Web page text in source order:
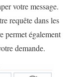
votre message.
requête dans les
permet également
demande.